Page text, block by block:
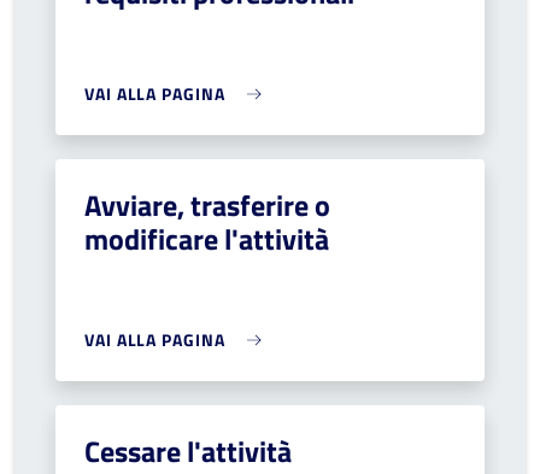
VAI ALLA PAGINA
Avviare, trasferire o
modificare l'attività
VAI ALLA PAGINA
Cessare l'attività